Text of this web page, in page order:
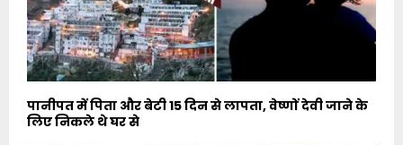
पानीपत में पिता और बेटी 15 दिन से लापता, वेष्णों देवी जाने के
लिए निकले थे घर से